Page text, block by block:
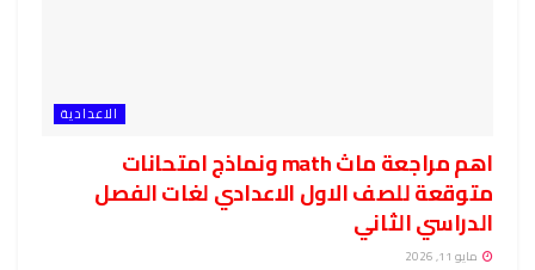
الاعدادية
اهم مراجعة ماث math ونماذج امتحانات
متوقعة للصف الاول الاعدادي لغات الفصل
الدراسي الثاني
مايو 11, 2026